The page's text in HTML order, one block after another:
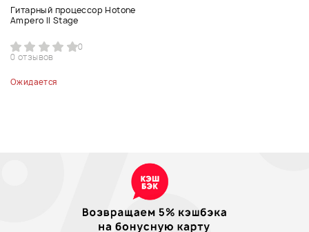
Гитарный процессор Hotone
Ampero II Stage
0
0 отзывов
Ожидается